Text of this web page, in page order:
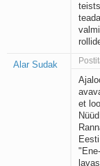
Alar Sudak
et